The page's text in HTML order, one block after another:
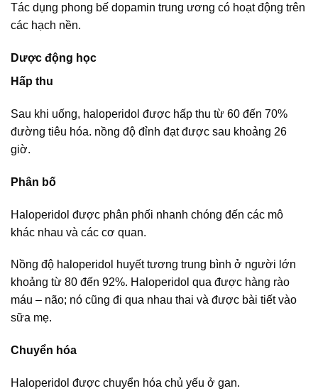
Tác dụng phong bế dopamin trung ương có hoạt động trên
các hạch nền.
Dược động học
Hấp thu
Sau khi uống, haloperidol được hấp thu từ 60 đến 70%
đường tiêu hóa. nồng độ đỉnh đạt được sau khoảng 26
giờ.
Phân bố
Haloperidol được phân phối nhanh chóng đến các mô
khác nhau và các cơ quan.
Nồng độ haloperidol huyết tương trung bình ở người lớn
khoảng từ 80 đến 92%. Haloperidol qua được hàng rào
máu – não; nó cũng đi qua nhau thai và được bài tiết vào
sữa mẹ.
Chuyển hóa
Haloperidol được chuyển hóa chủ yếu ở gan.